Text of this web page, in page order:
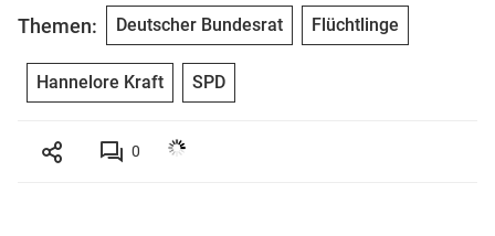
Themen: Deutscher Bundesrat Flüchtlinge
Hannelore Kraft SPD
0